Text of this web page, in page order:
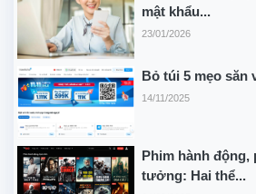
mật khẩu...
23/01/2026
Bỏ túi 5 mẹo săn
14/11/2025
Phim hành động,
tưởng: Hai thể...